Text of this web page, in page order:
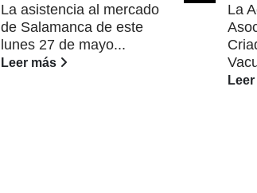
La asistencia al mercado
de Salamanca de este
lunes 27 de mayo...
Leer más
La